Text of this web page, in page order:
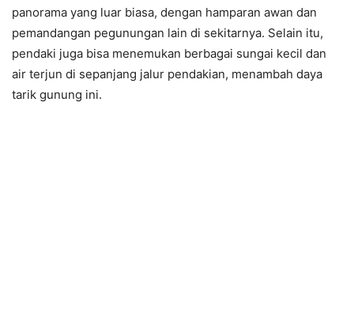
panorama yang luar biasa, dengan hamparan awan dan
pemandangan pegunungan lain di sekitarnya. Selain itu,
pendaki juga bisa menemukan berbagai sungai kecil dan
air terjun di sepanjang jalur pendakian, menambah daya
tarik gunung ini.